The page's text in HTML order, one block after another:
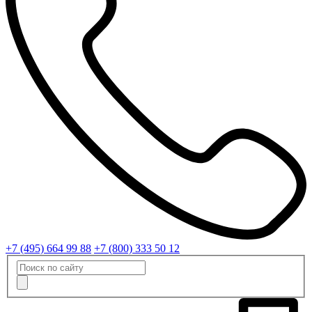
+7 (495) 664 99 88 +7 (800) 333 50 12